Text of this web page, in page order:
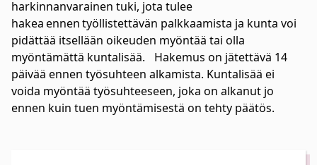
harkinnanvarainen tuki, jota tulee
hakea ennen työllistettävän palkkaamista ja kunta voi
pidättää itsellään oikeuden myöntää tai olla
myöntämättä kuntalisää. Hakemus on jätettävä 14
päivää ennen työsuhteen alkamista. Kuntalisää ei
voida myöntää työsuhteeseen, joka on alkanut jo
ennen kuin tuen myöntämisestä on tehty päätös.